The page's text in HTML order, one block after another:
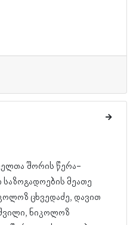
შორის წერა-
მეათე
ცხვედაძე, დავით
ნიკოლოზ